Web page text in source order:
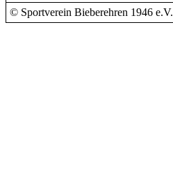
© Sportverein Bieberehren 1946 e.V.